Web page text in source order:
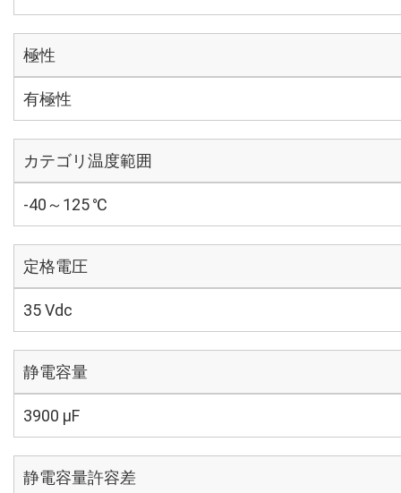
極性
有極性
カテゴリ温度範囲
-40～125 ℃
定格電圧
35 Vdc
静電容量
3900 µF
静電容量許容差